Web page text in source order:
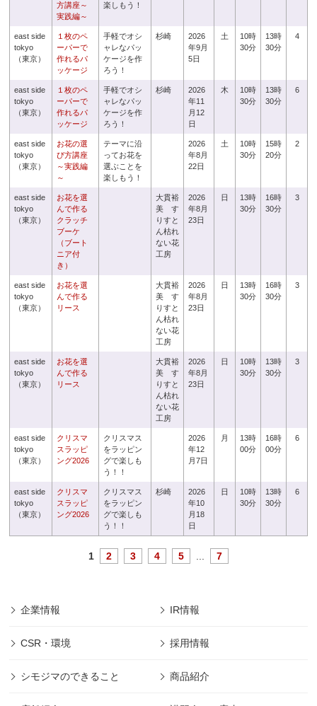
方講座～
実践編～
楽しもう！
east side
tokyo
（東京）
１枚のペ
ーパーで
作れるパ
ッケージ
手軽でオシ
ャレなパッ
ケージを作
ろう！
杉崎
2026
年9月
5日
土
10時
30分
13時
30分
4
east side
tokyo
（東京）
１枚のペ
ーパーで
作れるパ
ッケージ
手軽でオシ
ャレなパッ
ケージを作
ろう！
杉崎
2026
年11
月12
日
木
10時
30分
13時
30分
6
east side
tokyo
（東京）
お花の選
び方講座
～実践編
～
テーマに沿
ってお花を
選ぶことを
楽しもう！
2026
年8月
22日
土
10時
30分
15時
20分
2
east side
tokyo
（東京）
お花を選
んで作る
クラッチ
ブーケ
（ブート
ニア付
き）
大貫裕
美 す
りすと
ん枯れ
ない花
工房
2026
年8月
23日
日
13時
30分
16時
30分
3
east side
tokyo
（東京）
お花を選
んで作る
リース
大貫裕
美 す
りすと
ん枯れ
ない花
工房
2026
年8月
23日
日
13時
30分
16時
30分
3
east side
tokyo
（東京）
お花を選
んで作る
リース
大貫裕
美 す
りすと
ん枯れ
ない花
工房
2026
年8月
23日
日
10時
30分
13時
30分
3
east side
tokyo
（東京）
クリスマ
スラッピ
ング2026
クリスマス
をラッピン
グで楽しも
う！！
2026
年12
月7日
月
13時
00分
16時
00分
6
east side
tokyo
（東京）
クリスマ
スラッピ
ング2026
クリスマス
をラッピン
グで楽しも
う！！
杉崎
2026
年10
月18
日
日
10時
30分
13時
30分
6
1 2 3 4 5 7
企業情報 IR情報
CSR・環境 採用情報
シモジマのできること 商品紹介